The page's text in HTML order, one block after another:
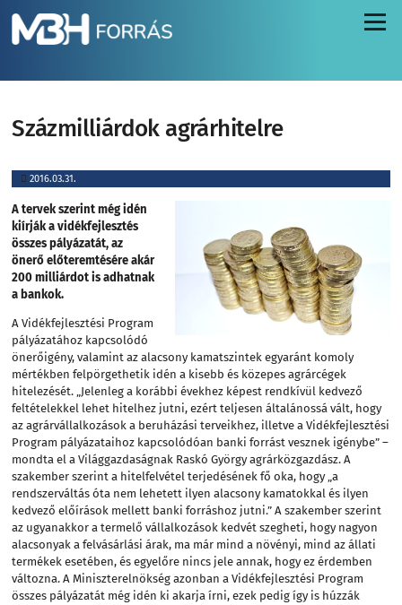
Menü
Százmilliárdok agrárhitelre
2016.03.31.
A tervek szerint még idén
kiírják a vidékfejlesztés
összes pályázatát, az
önerő előteremtésére akár
200 milliárdot is adhatnak
a bankok.
A Vidékfejlesztési Program
pályázatához kapcsolódó
önerőigény, valamint az alacsony kamatszintek egyaránt komoly
mértékben felpörgethetik idén a kisebb és közepes agrárcégek
hitelezését. „Jelenleg a korábbi évekhez képest rendkívül kedvező
feltételekkel lehet hitelhez jutni, ezért teljesen általánossá vált, hogy
az agrárvállalkozások a beruházási terveikhez, illetve a Vidékfejlesztési
Program pályázataihoz kapcsolódóan banki forrást vesznek igénybe” –
mondta el a Világgazdaságnak Raskó Györgyagrárközgazdász. A
szakember szerint a hitelfelvétel terjedésének fő oka, hogy „a
rendszerváltás óta nem lehetett ilyen alacsony kamatokkal és ilyen
kedvező előírások mellett banki forráshoz jutni.” A szakember szerint
az ugyanakkor a termelő vállalkozások kedvét szegheti, hogy nagyon
alacsonyak a felvásárlási árak, ma már mind a növényi, mind az állati
termékek esetében, és egyelőre nincs jele annak, hogy ez érdemben
változna. A Miniszterelnökség azonban a Vidékfejlesztési Program
összes pályázatát még idén ki akarja írni, ezek pedig így is húzzák